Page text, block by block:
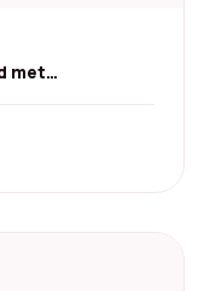
met